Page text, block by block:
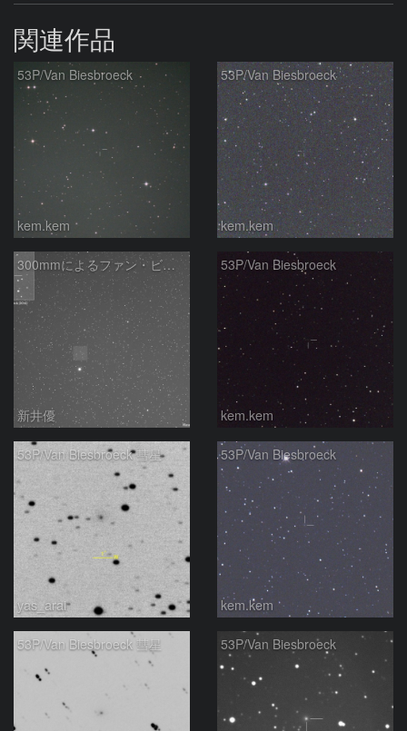
関連作品
53P/Van Biesbroeck
kem.kem
53P/Van Biesbroeck
kem.kem
300mmによるファン・ビースブルック彗星
新井優
53P/Van Biesbroeck
kem.kem
53P/Van Biesbroeck 彗星
yas_arai
53P/Van Biesbroeck
kem.kem
53P/Van Biesbroeck 彗星 53P/Van Biesbroeck